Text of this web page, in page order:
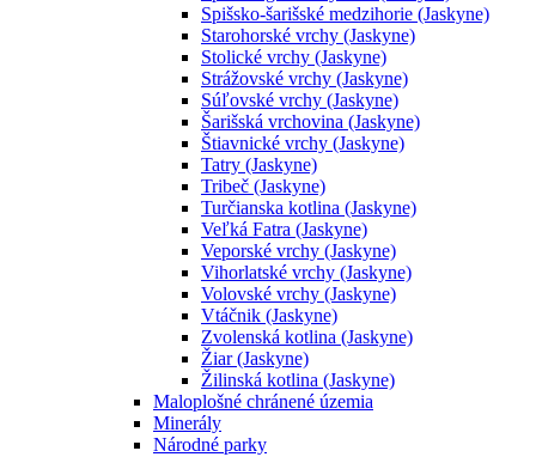
Spišsko-šarišské medzihorie (Jaskyne)
Starohorské vrchy (Jaskyne)
Stolické vrchy (Jaskyne)
Strážovské vrchy (Jaskyne)
Súľovské vrchy (Jaskyne)
Šarišská vrchovina (Jaskyne)
Štiavnické vrchy (Jaskyne)
Tatry (Jaskyne)
Tribeč (Jaskyne)
Turčianska kotlina (Jaskyne)
Veľká Fatra (Jaskyne)
Veporské vrchy (Jaskyne)
Vihorlatské vrchy (Jaskyne)
Volovské vrchy (Jaskyne)
Vtáčnik (Jaskyne)
Zvolenská kotlina (Jaskyne)
Žiar (Jaskyne)
Žilinská kotlina (Jaskyne)
Maloplošné chránené územia
Minerály
Národné parky